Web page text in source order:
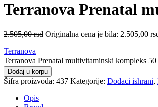
Terranova Prenatal
2.505,00rsd Originalna cena je bila: 2.505,00
Terranova
Terranova Prenatal multivitaminski kompleks
Dodaj u korpu
Šifra proizvoda: 437 Kategorije: Dodaci ishrani,
Opis